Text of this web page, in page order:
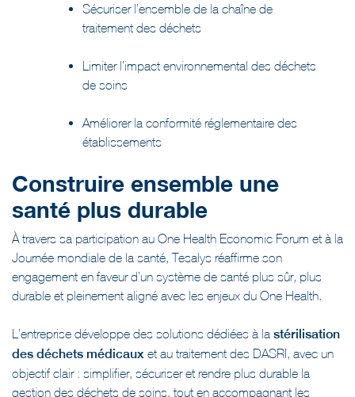
traitement des déchets
de soins
établissements
santé plus durable
À travers sa participation au One Health Economic Forum et à la
Journée mondiale de la santé, Tesalys réaffirme son
engagement en faveur d’un système de santé plus sûr, plus
durable et pleinement aligné avec les enjeux du One Health.
des déchets médicauxet au traitement des DASRI, avec un
objectif clair : simplifier, sécuriser et rendre plus durable la
gestion des déchets de soins, tout en accompagnant les
établissements de santé dans leur transition environnementale.